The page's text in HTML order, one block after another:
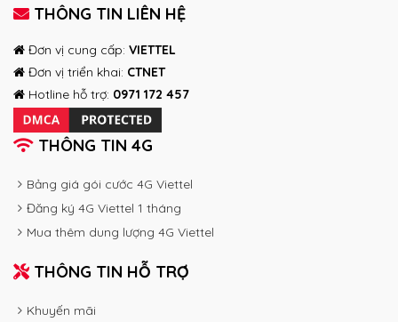
THÔNG TIN LIÊN HỆ
Đơn vị cung cấp: VIETTEL
Đơn vị triển khai: CTNET
Hotline hỗ trợ: 0971 172 457
THÔNG TIN 4G
Bảng giá gói cước 4G Viettel
Đăng ký 4G Viettel 1 tháng
Mua thêm dung lượng 4G Viettel
THÔNG TIN HỖ TRỢ
Khuyến mãi